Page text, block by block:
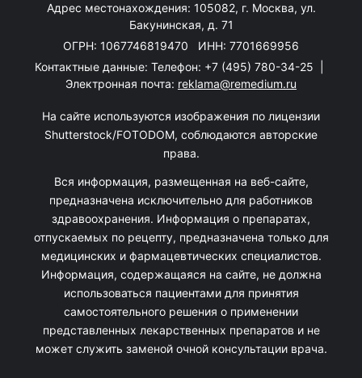
Адрес местонахождения: 105082, г. Москва, ул.
Бакунинская, д. 71
ОГРН: 1067746819470 ИНН: 7701669956
Контактные данные: Телефон: +7 (495) 780-34-25
Электронная почта: reklama@remedium.ru
На сайте используются изображения по лицензии
Shutterstock/FOTODOM, соблюдаются авторские
права.
Вся информация, размещенная на веб-сайте,
предназначена исключительно для работников
здравоохранения. Информация о препаратах,
отпускаемых по рецепту, предназначена только для
медицинских и фармацевтических специалистов.
Информация, содержащаяся на сайте, не должна
использоваться пациентами для принятия
самостоятельного решения о применении
представленных лекарственных препаратов и не
может служить заменой очной консультации врача.